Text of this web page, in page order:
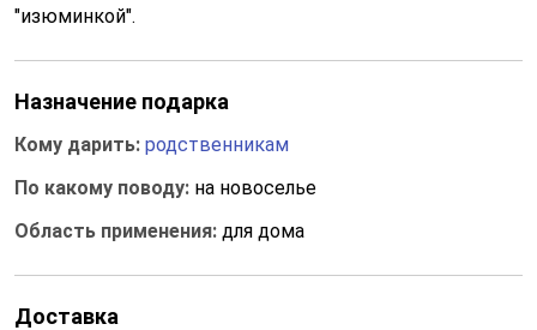
"изюминкой".
Назначение подарка
Кому дарить: родственникам
По какому поводу: на новоселье
Область применения: для дома
Доставка